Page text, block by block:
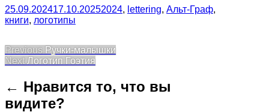
25.09.202417.10.20252024, lettering, Альт-Граф,
книги, логотипы
Post
navigation
Previous Previous
post:
Ручки-малышки
Next Next
Логотип Гоэтия
← Нравится то, что вы
видите?